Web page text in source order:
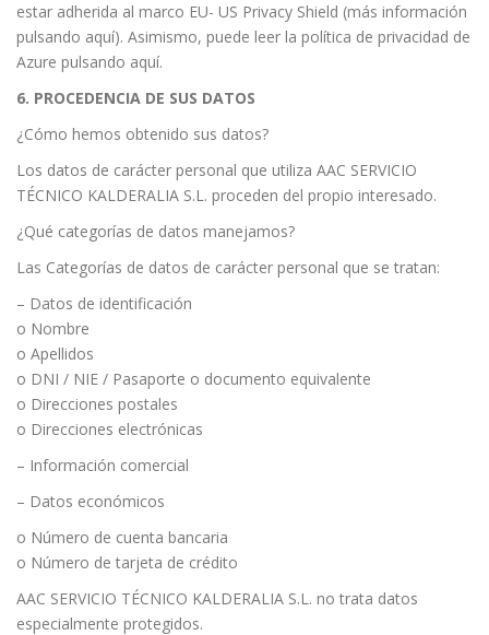
estar adherida al marco EU- US Privacy Shield (más información
pulsando aquí). Asimismo, puede leer la política de privacidad de
Azure pulsando aquí.
6. PROCEDENCIA DE SUS DATOS
¿Cómo hemos obtenido sus datos?
Los datos de carácter personal que utiliza AAC SERVICIO
TÉCNICO KALDERALIA S.L. proceden del propio interesado.
¿Qué categorías de datos manejamos?
Las Categorías de datos de carácter personal que se tratan:
– Datos de identificación
o Nombre
o Apellidos
o DNI / NIE / Pasaporte o documento equivalente
o Direcciones postales
o Direcciones electrónicas
– Información comercial
– Datos económicos
o Número de cuenta bancaria
o Número de tarjeta de crédito
AAC SERVICIO TÉCNICO KALDERALIA S.L. no trata datos
especialmente protegidos.